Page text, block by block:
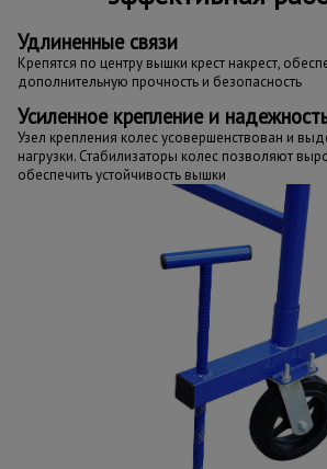
Удлиненные связи
Крепятся по центру вышки крест накрест,
дополнительную прочность и безопасность
Усиленное крепление и
Узел крепления колес усовершенствован и
нагрузки. Стабилизаторы колес позволяют
обеспечить устойчивость вышки